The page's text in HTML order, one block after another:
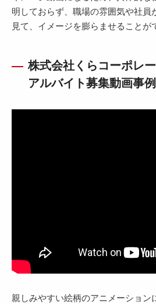
明しておらず、職場の雰囲気や社員
見て、イメージを膨らませることが
株式会社くらコーポレ
アルバイト募集動画事例
親しみやすい絵柄のアニメーション